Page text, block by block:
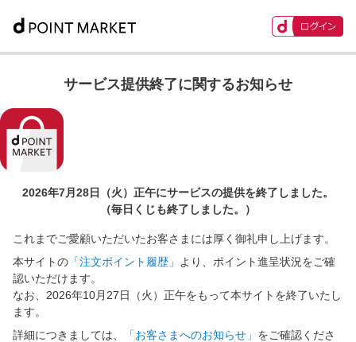
サービス提供終了に関するお知らせ
2026年7月28日（火）正午にサービスの提供を終了しました。
（毎日くじも終了しました。）
これまでご愛顧いただいたお客さまには厚く御礼申し上げます。
本サイトの 「注文ポイント履歴」
より、ポイント進呈状況をご確
認いただけます。
なお、2026年10月27日（火）正午をもって本サイトを終了いたし
ます。
詳細につきましては、
「お客さまへのお知らせ」 をご確認くださ